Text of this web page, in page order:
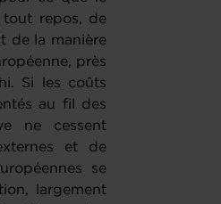
repos, de
de la manière
près
Si les coûts
au fil des
ne cessent
et de
se
largement